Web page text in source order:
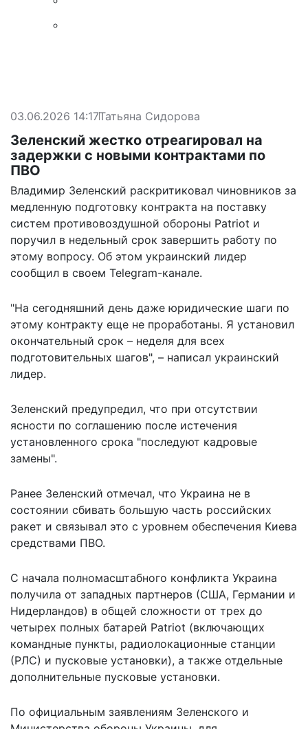
03.06.2026 14:17Татьяна Сидорова
Зеленский жестко отреагировал на
задержки с новыми контрактами по
ПВО
Владимир Зеленский раскритиковал чиновников за
медленную подготовку контракта на поставку
систем противовоздушной обороны Patriot и
поручил в недельный срок завершить работу по
этому вопросу. Об этом украинский лидер
сообщил в своем Telegram-канале.
"На сегодняшний день даже юридические шаги по
этому контракту еще не проработаны. Я установил
окончательный срок – неделя для всех
подготовительных шагов", – написал украинский
лидер.
Зеленский предупредил, что при отсутствии
ясности по соглашению после истечения
установленного срока "последуют кадровые
замены".
Ранее Зеленский отмечал, что Украина не в
состоянии сбивать большую часть российских
ракет и связывал это с уровнем обеспечения Киева
средствами ПВО.
С начала полномасштабного конфликта Украина
получила от западных партнеров (США, Германии и
Нидерландов) в общей сложности от трех до
четырех полных батарей Patriot (включающих
командные пункты, радиолокационные станции
(РЛС) и пусковые установки), а также отдельные
дополнительные пусковые установки.
По официальным заявлениям Зеленского и